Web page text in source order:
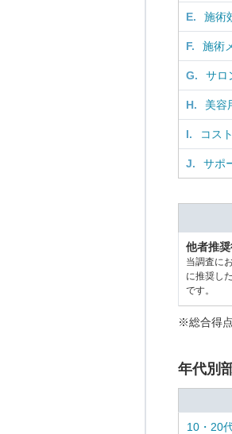
E. 施術
F. 施術
G. サロ
H. 美容
I. コス
J. サポ
他者推
当調査に
に推奨し
です。
※総合得
年代別
10・20